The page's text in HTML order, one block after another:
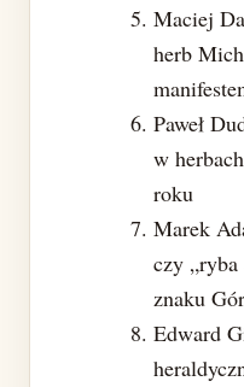
Maciej
herb
Paweł
w
roku
Marek
czy
znaku
Edward